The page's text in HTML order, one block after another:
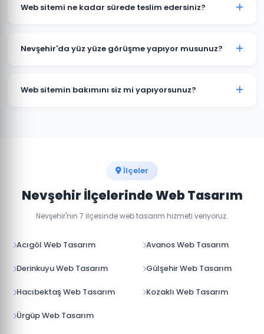
kapsamına göre değişmektedir. Kurumsal web sitesi,
bizimle iletişime geçin.
Web sitemi ne kadar sürede teslim edersiniz?
ticaret projeleri 15-30 iş günü içinde teslim
Nevşehir'da yüz yüze görüşme yapıyor musunuz?
online görüşme imkanı sunuyoruz. Projenizin
Web sitemin bakımını siz mi yapıyorsunuz?
İlçeler
Nevşehir İlçelerinde Web Tasarım
Nevşehir'nın 7 ilçesinde web tasarım hizmeti veriyoruz.
Acıgöl Web Tasarım Avanos Web Tasarım
Derinkuyu Web Tasarım Gülşehir Web Tasarım
Hacıbektaş Web Tasarım Kozaklı Web Tasarım
Ürgüp Web Tasarım